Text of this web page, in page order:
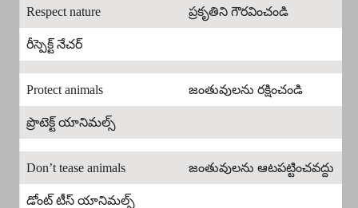
Respect nature ప్రకృతిని గౌరవించండి
రీస్పెక్ట్ నేచర్
Protect animals జంతువులను రక్షించండి
ప్రొటెక్ట్ యానిమల్స్
Don’t tease animals జంతువులను ఆటపట్టించవద్దు
డోంట్ టీస్ యానిమల్స్